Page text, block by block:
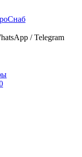
/ Telegram